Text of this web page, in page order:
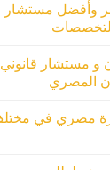
وأفضل مستشار
مستشار قانوني
المصري
مصري في